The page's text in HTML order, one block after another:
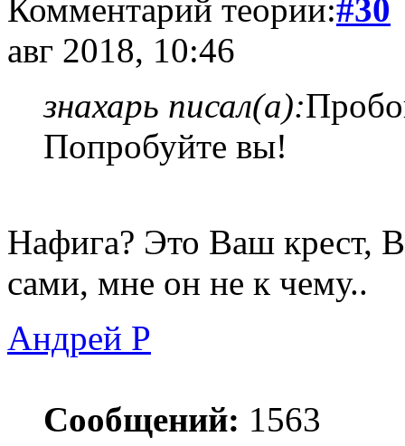
Комментарий теории:#30
авг 2018, 10:46
знахарь писал(а):
Попробуйте вы!
Нафига? Это Ваш крест,
сами, мне он не к чему..
Андрей Р
Сообщений: 1563